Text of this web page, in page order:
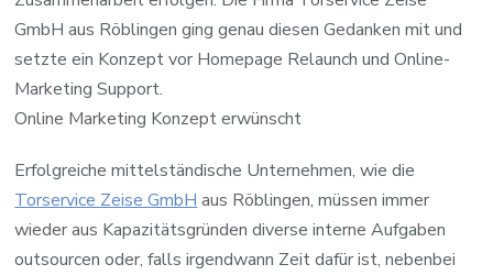
GmbH aus Röblingen ging genau diesen Gedanken mit und
setzte ein Konzept vor Homepage Relaunch und Online-
Marketing Support.
Online Marketing Konzept erwünscht
Erfolgreiche mittelständische Unternehmen, wie die
Torservice Zeise GmbH aus Röblingen, müssen immer
wieder aus Kapazitätsgründen diverse interne Aufgaben
outsourcen oder, falls irgendwann Zeit dafür ist, nebenbei